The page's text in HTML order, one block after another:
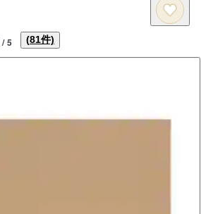
/ 5 (81件)